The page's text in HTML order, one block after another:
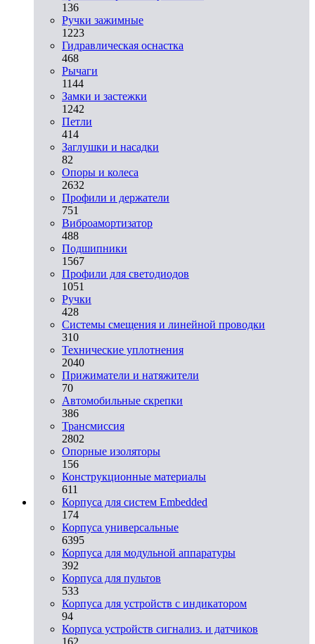
136
Ручки зажимные
1223
Гидравлическая оснастка
468
Рычаги
1144
Замки и застежки
1242
Петли
414
Заглушки и насадки
82
Опоры и колеса
2632
Профили и держатели
751
Виброамортизатор
488
Подшипники
1567
Профили для светодиодов
1051
Ручки
428
Системы смещения и линейной проводки
310
Технические уплотнения
2040
Прижиматели и натяжители
70
Автомобильные скрепки
386
Трансмиссия
2802
Опорные изоляторы
156
Конструкционные материалы
611
Корпуса для систем Embedded
174
Корпуса универсальные
6395
Корпуса для модульной аппаратуры
392
Корпуса для пультов
533
Корпуса для устройств с индикатором
94
Корпуса устройств сигнализ. и датчиков
162